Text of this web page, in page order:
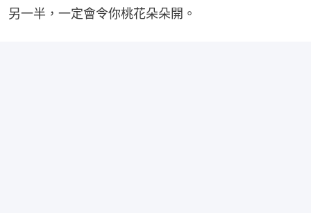
另一半，一定會令你桃花朵朵開。